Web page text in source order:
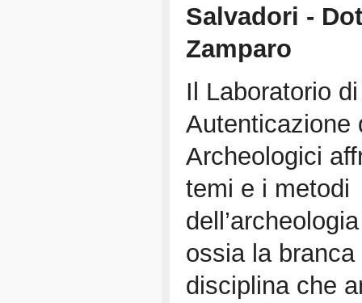
Salvadori -
Zamparo
Il Laboratorio di
Autenticazione
Archeologici
temi e i metodi
ossia la branca
disciplina che